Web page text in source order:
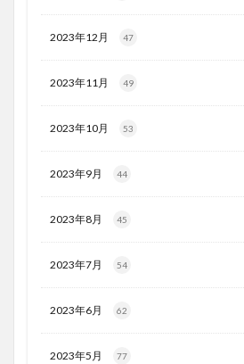
2023年12月 47
2023年11月 49
2023年10月 53
2023年9月 44
2023年8月 45
2023年7月 54
2023年6月 62
2023年5月 77